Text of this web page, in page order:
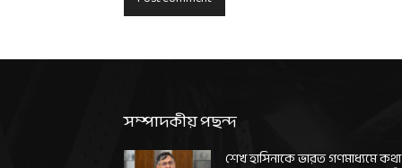
সম্পাদকীয় পছন্দ
শেখ হাসিনাকে ভারত গণমাধ্যমে কথা